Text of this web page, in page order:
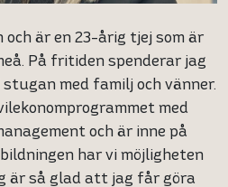
och är en 23-årig tjej som är
På fritiden spenderar jag
med familj och vänner.
med
och är inne på
har vi möjligheten
är så glad att jag får göra